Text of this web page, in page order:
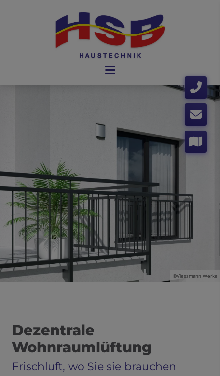
©Viessmann Werke
Dezentrale
Wohnraumlüftung
Frischluft, wo Sie sie brauchen